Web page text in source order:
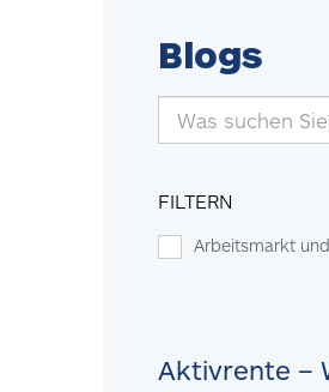
Blogs
FILTERN
Arbeitsmarkt
Aktivrente –